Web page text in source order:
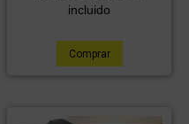
incluido
Comprar